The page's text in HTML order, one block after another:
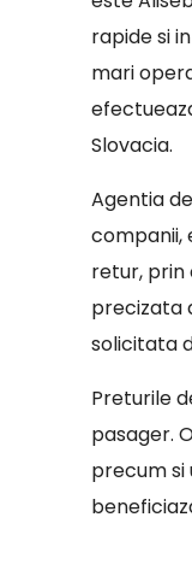
rapide si
mari
Slovacia.
Agentia
companii,
retur, prin
precizata
solicitata
Preturile
pasager.
precum si